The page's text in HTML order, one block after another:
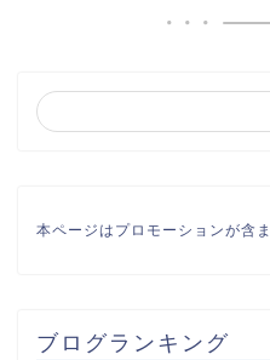
本ページはプロモーションが含
ブログランキング